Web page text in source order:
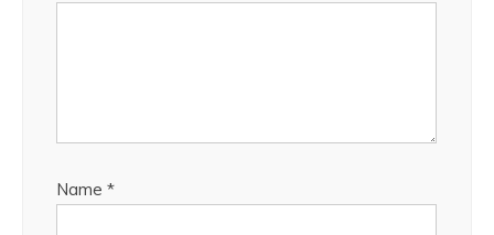
Name *